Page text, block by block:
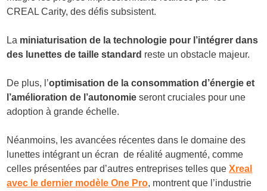
CREAL Carity, des défis subsistent.
La miniaturisation de la technologie pour l’intégrer dans
des lunettes de taille standard reste un obstacle majeur.
De plus, l’optimisation de la consommation d’énergie et
l’amélioration de l’autonomie seront cruciales pour une
adoption à grande échelle.
Néanmoins, les avancées récentes dans le domaine des
lunettes intégrant un écran de réalité augmenté, comme
celles présentées par d’autres entreprises telles queXreal
avec le dernier modèle One Pro, montrent que l’industrie